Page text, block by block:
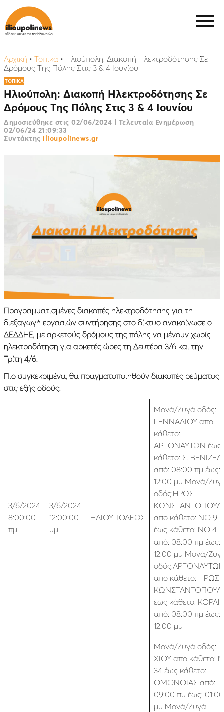
Αρχική • Τοπικά • Ηλιούπολη: Διακοπή Ηλεκτροδότησης Σε
Δρόμους Της Πόλης Στις 3 & 4 Ιουνίου
ΤΟΠΙΚΑ
Ηλιούπολη: Διακοπή Ηλεκτροδότησης Σε
Δρόμους Της Πόλης Στις 3 & 4 Ιουνίου
Δημοσιεύθηκε στις 02/06/2024 | Τελευταία Ενημέρωση
02/06/24 21:09:33
Συντάκτης ilioupolinews.gr
Προγραμματισμένες διακοπές ηλεκτροδότησης για τη
διεξαγωγή εργασιών συντήρησης στο δίκτυο ανακοίνωσε ο
ΔΕΔΔΗΕ, με αρκετούς δρόμους της πόλης να μένουν χωρίς
ηλεκτροδότηση για αρκετές ώρες τη Δευτέρα 3/6 και την
Τρίτη 4/6.
Πιο συγκεκριμένα, θα πραγματοποιηθούν διακοπές ρεύματος
στις εξής οδούς:
3/6/2024
8:00:00
πμ
3/6/2024
12:00:00
μμ
ΗΛΙΟΥΠΟΛΕΩΣ
Μονά/Ζυγά οδός:
ΓΕΝΝΑΔΙΟΥ απο
κάθετο:
ΑΡΓΟΝΑΥΤΩΝ έως
κάθετο: Σ.
από: 08:00 πμ έως:
12:00 μμ Μονά/
οδός:ΗΡΩΣ
απο κάθετο: ΝΟ 9
έως κάθετο: ΝΟ 4
από: 08:00 πμ έως:
12:00 μμ Μονά/
απο κάθετο: ΗΡΩΣ
έως κάθετο: ΚΟΡΑΗ
από: 08:00 πμ έως:
12:00 μμ
Μονά/Ζυγά οδός:
ΧΙΟΥ απο κάθετο:
34 έως κάθετο:
ΟΜΟΝΟΙΑΣ από:
09:00 πμ έως: 01:00
μμ Μονά/Ζυγά